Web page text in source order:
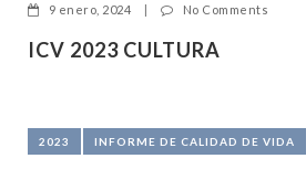
9 enero, 2024 | No Comments
ICV 2023 CULTURA
2023 INFORME DE CALIDAD DE VIDA